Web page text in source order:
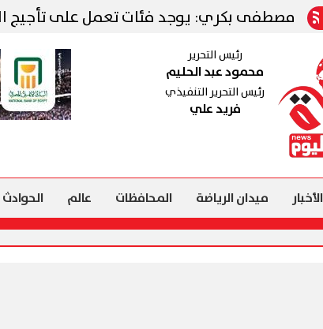
مصطفى بكري: يوجد فئات تعمل على تأجيج الفتن
رئيس التحرير
محمود عبد الحليم
رئيس التحرير التنفيذي
فريد علي
الأخبار ميدان الرياضة المحافظات عالم الحوادث